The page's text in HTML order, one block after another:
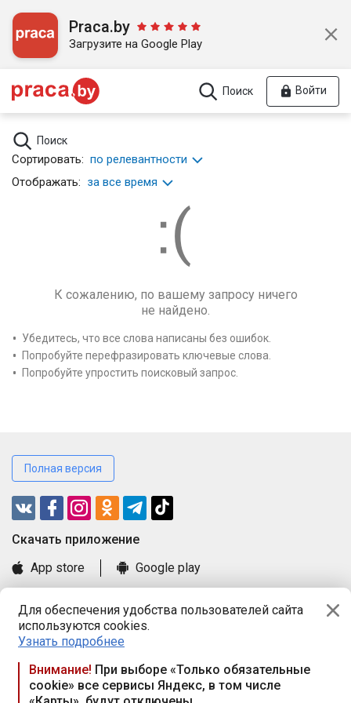
Для обеспечения удобства пользователей сайта
используются cookies.
Узнать подробнее
Внимание! При выборе «Только обязательные
cookie» все сервисы Яндекс, в том числе
Praca.by
Загрузите на Google Play
Поиск Войти
Поиск
Сортировать: по релевантности
Отображать: за все время
К сожалению, по вашему запросу ничего
не найдено.
Убедитесь, что все слова написаны без ошибок.
Попробуйте перефразировать ключевые слова.
Попробуйте упростить поисковый запрос.
Полная версия
Cкачать приложение
App store
Google play
Книга замечаний и предложений
Правила и документы
Praca.by © 2000—2026, ООО «ПРАЦА БАЙ»
Республика Беларусь, 220114, г. Минск, пр-т Независимости
117а, пом. № 9.